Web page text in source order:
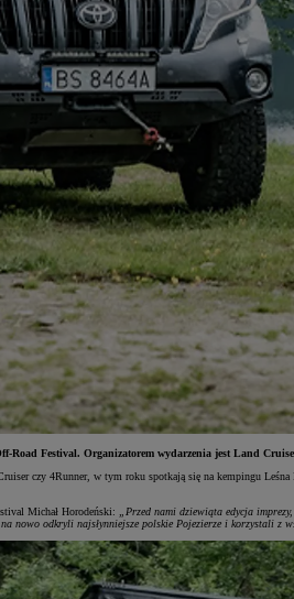
Road Festival. Organizatorem wydarzenia jest Land
czy 4Runner, w tym roku spotkają się na kempingu
Michał Horodeński: „Przed nami dziewiąta edycja
nowo odkryli najsłynniejsze polskie Pojezierze i korzystali